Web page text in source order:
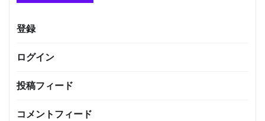
登録
ログイン
投稿フィード
コメントフィード